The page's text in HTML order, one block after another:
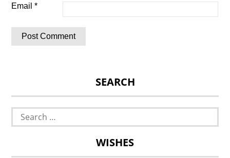
Email*
SEARCH
Search
for:
WISHES